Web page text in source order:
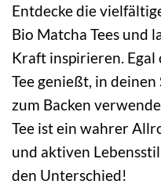
Entdecke die
Bio Matcha Tees und
Kraft inspirieren. Egal
Tee genießt, in
zum Backen
Tee ist ein wahrer
und aktiven
den Unterschied!